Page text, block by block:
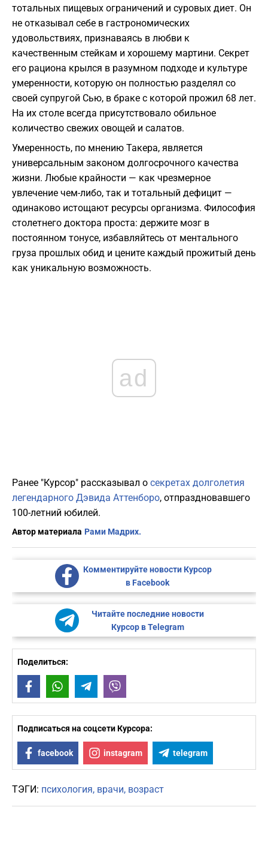
тотальных пищевых ограничений и суровых диет. Он
не отказывал себе в гастрономических
удовольствиях, признаваясь в любви к
качественным стейкам и хорошему мартини. Секрет
его рациона крылся в разумном подходе и культуре
умеренности, которую он полностью разделял со
своей супругой Сью, в браке с которой прожил 68 лет.
На их столе всегда присутствовало обильное
количество свежих овощей и салатов.
Умеренность, по мнению Такера, является
универсальным законом долгосрочного качества
жизни. Любые крайности — как чрезмерное
увлечение чем-либо, так и тотальный дефицит —
одинаково истощают ресурсы организма. Философия
столетнего доктора проста: держите мозг в
постоянном тонусе, избавляйтесь от ментального
груза прошлых обид и цените каждый прожитый день
как уникальную возможность.
ad
Ранее "Курсор" рассказывал о секретах долголетия
легендарного Дэвида Аттенборо, отпраздновавшего
100-летний юбилей.
Автор материала Рами Мадрих.
Комментируйте новости Курсор
в Facebook
Читайте последние новости
Курсор в Telegram
Поделиться:
FacebookWhatsAppTelegram
Подписаться на соцсети Курсора:
facebook instagram telegram
ТЭГИ: психология врачи возраст